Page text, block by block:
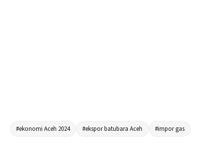
#ekonomi Aceh 2024 #ekspor batubara Aceh #impor gas